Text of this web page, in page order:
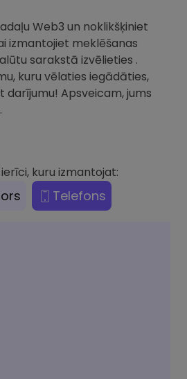
Web3 un noklikšķiniet
izmantojiet meklēšanas
sarakstā izvēlieties .
kuru vēlaties iegādāties,
darījumu! Apsveicam, jums
kuru izmantojat:
Telefons